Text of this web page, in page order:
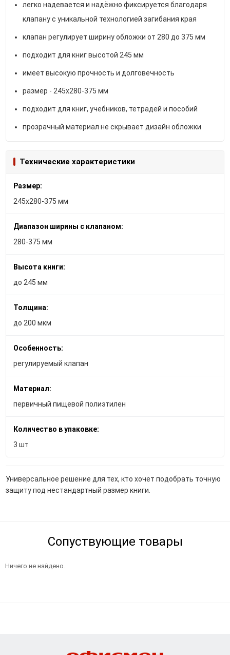
легко надевается и надёжно фиксируется благодаря
клапану с уникальной технологией загибания края
клапан регулирует ширину обложки от 280 до 375 мм
подходит для книг высотой 245 мм
имеет высокую прочность и долговечность
размер - 245х280-375 мм
подходит для книг, учебников, тетрадей и пособий
прозрачный материал не скрывает дизайн обложки
Технические характеристики
Размер:
245х280-375 мм
Диапазон ширины с клапаном:
280-375 мм
Высота книги:
до 245 мм
Толщина:
до 200 мкм
Особенность:
регулируемый клапан
Материал:
первичный пищевой полиэтилен
Количество в упаковке:
3 шт
Универсальное решение для тех, кто хочет подобрать точную
защиту под нестандартный размер книги.
Сопуствующие товары
Ничего не найдено.